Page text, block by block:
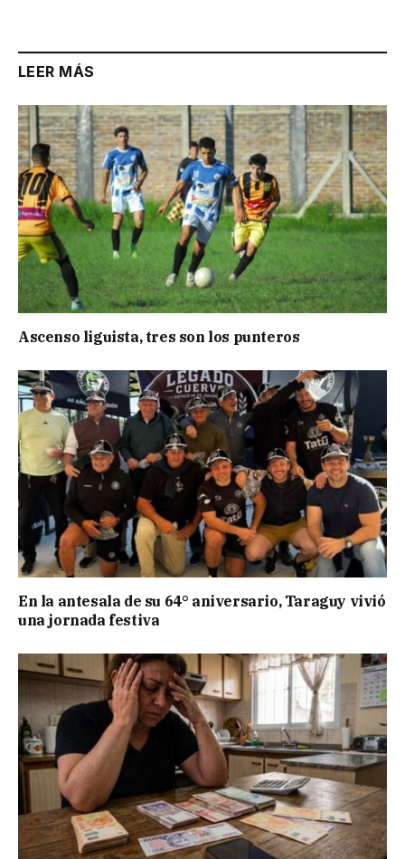
LEER MÁS
Ascenso liguista, tres son los punteros
En la antesala de su 64° aniversario, Taraguy vivió
una jornada festiva